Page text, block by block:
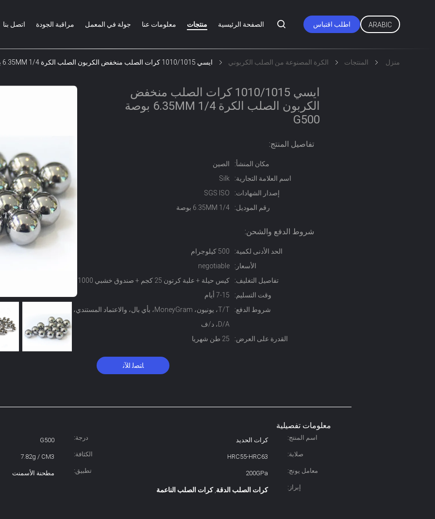
الصفحة الرئيسية منتجات معلومات عنا جولة في المعمل مراقبة الجودة اتصل بنا اطلب اقتباس ARABIC
منزل المنتجات الكرة المصنوعة من الصلب الكربوني ايسي 1010/1015 كرات الصلب منخفض الكربون الصلب الكرة 6.35MM 1/4 بوصة G500
ايسي 1010/1015 كرات الصلب منخفض
الكربون الصلب الكرة 6.35MM 1/4 بوصة
G500
تفاصيل المنتج:
مكان المنشأ:
الصين
اسم العلامة التجارية:
Silk
إصدار الشهادات:
SGS ISO
رقم الموديل:
6.35MM 1/4 بوصة
شروط الدفع والشحن:
الحد الأدنى لكمية:
500 كيلوجرام
الأسعار:
negotiable
تفاصيل التغليف:
كيس حيلة + علبة كرتون 25 كجم + صندوق خشبي 1000 كجم
وقت التسليم:
7-15 أيام
شروط الدفع:
T/T، يونيون، MoneyGram، بأي بال، والاعتماد المستندي،
D/A، د/ف
القدرة على العرض:
25 طن شهريا
ﺎﺘﺼﻟ ﺍﻶﻧ
معلومات تفصيلية
اسم المنتج: كرات الحديد درجة:
G500
صلابة:
HRC55-HRC63 الكثافة:
7.82g / CM3
معامل يونج:
200GPa تطبيق:
مطحنة الأسمنت
إبراز:
كرات الصلب الدقة,كرات الصلب الناعمة